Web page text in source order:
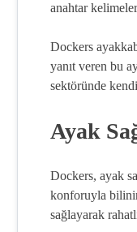
anahtar
Dockers
yanıt veren bu
sektöründe
Ayak
Dockers, ayak
konforuyla
sağlayarak